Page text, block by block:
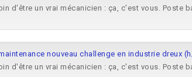
d'être un vrai mécanicien : ça, c'est vous. Poste
nouveau challenge en industrie dreux
d'être un vrai mécanicien : ça, c'est vous. Poste